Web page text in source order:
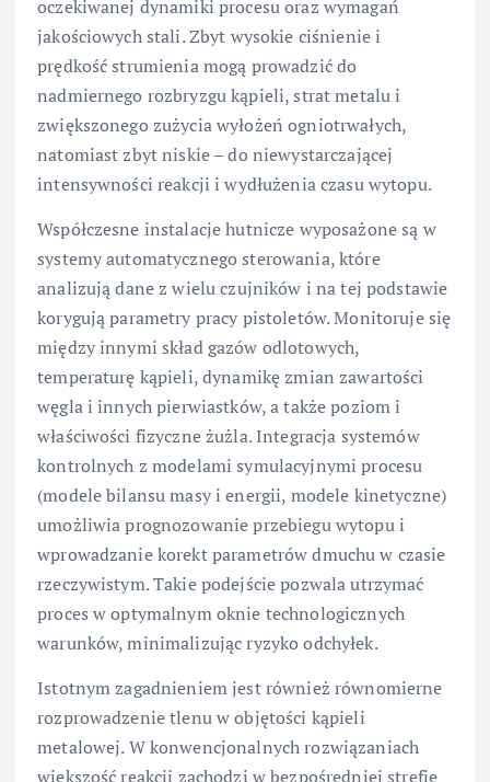
oczekiwanej dynamiki procesu oraz wymagań
jakościowych stali. Zbyt wysokie ciśnienie i
prędkość strumienia mogą prowadzić do
nadmiernego rozbryzgu kąpieli, strat metalu i
zwiększonego zużycia wyłożeń ogniotrwałych,
natomiast zbyt niskie – do niewystarczającej
intensywności reakcji i wydłużenia czasu wytopu.
Współczesne instalacje hutnicze wyposażone są w
systemy automatycznego sterowania, które
analizują dane z wielu czujników i na tej podstawie
korygują parametry pracy pistoletów. Monitoruje się
między innymi skład gazów odlotowych,
temperaturę kąpieli, dynamikę zmian zawartości
węgla i innych pierwiastków, a także poziom i
właściwości fizyczne żużla. Integracja systemów
kontrolnych z modelami symulacyjnymi procesu
(modele bilansu masy i energii, modele kinetyczne)
umożliwia prognozowanie przebiegu wytopu i
wprowadzanie korekt parametrów dmuchu w czasie
rzeczywistym. Takie podejście pozwala utrzymać
proces w optymalnym oknie technologicznych
warunków, minimalizując ryzyko odchyłek.
Istotnym zagadnieniem jest również równomierne
rozprowadzenie tlenu w objętości kąpieli
metalowej. W konwencjonalnych rozwiązaniach
większość reakcji zachodzi w bezpośredniej strefie